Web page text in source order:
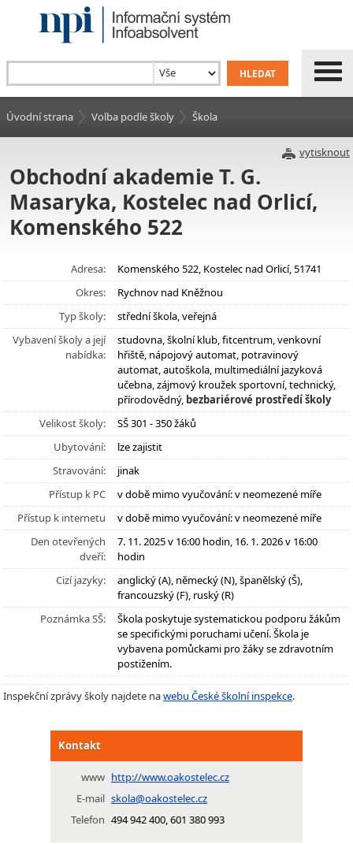
Úvodní strana Volba podle školy Škola
vytisknout
Obchodní akademie T. G.
Masaryka, Kostelec nad Orlicí,
Komenského 522
Adresa:
Komenského 522, Kostelec nad Orlicí, 51741
Okres:
Rychnov nad Kněžnou
Typ školy:
střední škola, veřejná
Vybavení školy a její
nabídka:
studovna, školní klub, fitcentrum, venkovní
hřiště, nápojový automat, potravinový
automat, autoškola, multimediální jazyková
učebna, zájmový kroužek sportovní, technický,
přírodovědný, bezbariérové prostředí školy
Velikost školy:
SŠ 301 - 350 žáků
Ubytování:
lze zajistit
Stravování:
jinak
Přístup k PC
v době mimo vyučování: v neomezené míře
Přístup k internetu
v době mimo vyučování: v neomezené míře
Den otevřených
dveří:
7. 11. 2025 v 16:00 hodin, 16. 1. 2026 v 16:00
hodin
Cizí jazyky:
anglický (A), německý (N), španělský (Š),
francouzský (F), ruský (R)
Poznámka SŠ:
Škola poskytuje systematickou podporu žákům
se specifickými poruchami učení. Škola je
vybavena pomůckami pro žáky se zdravotním
postižením.
Inspekční zprávy školy najdete nawebu České školní inspekce.
Kontakt
www http://www.oakostelec.cz
E-mail skola@oakostelec.cz
Telefon 494 942 400, 601 380 993